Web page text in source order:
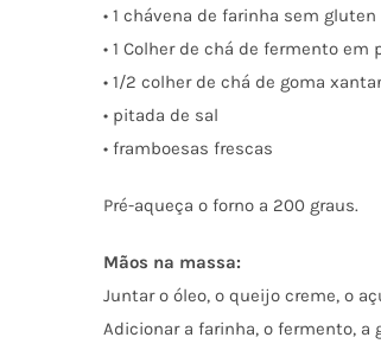
• 1 chávena de farinha sem gluten
• 1 Colher de chá de fermento em
• 1/2 colher de chá de goma
• pitada de sal
• framboesas frescas
Pré-aqueça o forno a 200 graus.
Mãos na massa:
Juntar o óleo, o queijo creme, o
Adicionar a farinha, o fermento, a